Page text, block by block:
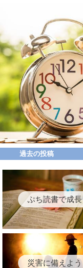
過去の投稿
ぷち読書で成長
災害に備えよう